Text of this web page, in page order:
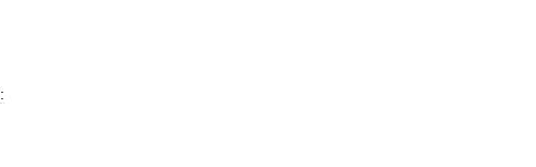
: